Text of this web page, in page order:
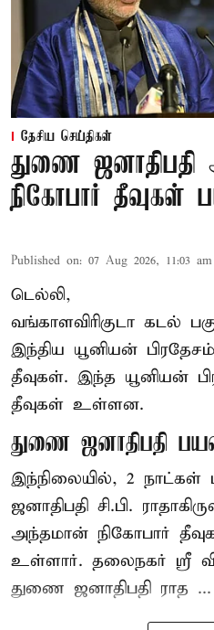
தேசிய செய்திகள்
துணை ஜனாதிபதி
நிகோபார்
Published on: 07 Aug 2026, 11:03 am
டெல்லி,
வங்காளவிரிகுடா கடல்
இந்திய யூனியன்
தீவுகள். இந்த யூனியன்
தீவுகள் உள்ளன.
துணை ஜனாதிபதி
இந்நிலையில், 2
ஜனாதிபதி சி.பி.
அந்தமான் நிகோபார்
உள்ளார். தலைநகர் ஸ்ரீ
துணை ஜனாதிபதி ராத ...